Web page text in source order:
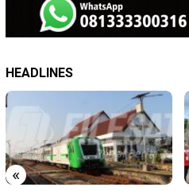
HEADLINES
«